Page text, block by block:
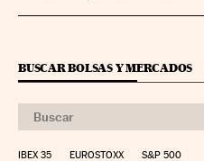
BUSCAR BOLSAS Y MERCADOS
IBEX 35 EUROSTOXX S&P 500